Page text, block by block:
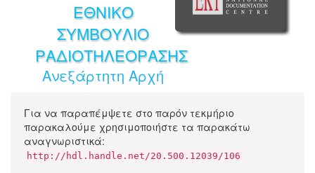
ΕΘΝΙΚΟ
ΣΥΜΒΟΥΛΙΟ
ΡΑΔΙΟΤΗΛΕΟΡΑΣΗΣ
Ανεξάρτητη Αρχή
Για να παραπέμψετε στο παρόν τεκμήριο
παρακαλούμε χρησιμοποιήστε τα παρακάτω
αναγνωριστικά:
http://hdl.handle.net/20.500.12039/106